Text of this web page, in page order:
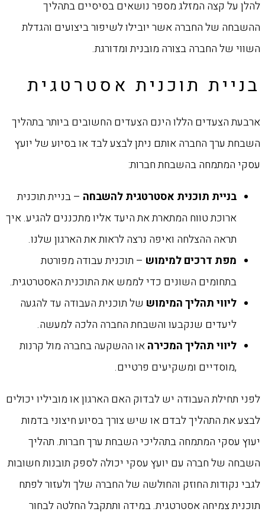
להלן על קצה המזלג מספר נושאים בסיסיים בתהליך
ההשבחה של החברה אשר יובילו לשיפור ביצועים והגדלת
השווי של החברה בצורה מובנית ומדורגת.
בניית תוכנית אסטרטגית
ארבעת הצעדים הללו הינם הצעדים החשובים ביותר בתהליך
השבחת ערך החברה אותם ניתן לבצע לבד או בסיוע של יועץ
עסקי המתמחה בהשבחת חברות:
בניית תוכנית אסטרטגית להשבחה – בניית תוכנית
ארוכת טווח המתארת את היעד אליו מתכננים להגיע. איך
תראה ההצלחה ואיפה נרצה לראות את הארגון שלנו.
מפת דרכים למימוש – תוכנית עבודה מפורטת
בתחומים השונים כדי לממש את התוכנית האסטרטגית.
ליווי תהליך המימוש של תוכנית העבודה עד להגעה
ליעדים שנקבעו והשבחת החברה הלכה למעשה.
ליווי תהליך המכירהאו ההשקעה בחברה מול קרנות
,מוסדיים ומשקיעים פרטיים.
לפני תחילת העבודה יש לבדוק האם הארגון או מוביליו יכולים
לבצע את התהליך לבדם או שיש צורך בסיוע חיצוני בדמות
יעוץ עסקי המתמחה בתהליכי השבחת ערך חברות. תהליך
השבחה של חברה עם יועץ עסקי יכולה לספק תובנות חשובות
לגבי נקודות החוזק והחולשה של החברה שלך ולעזור לפתח
תוכנית צמיחה אסטרטגית. במידה ותתקבל החלטה לבחור